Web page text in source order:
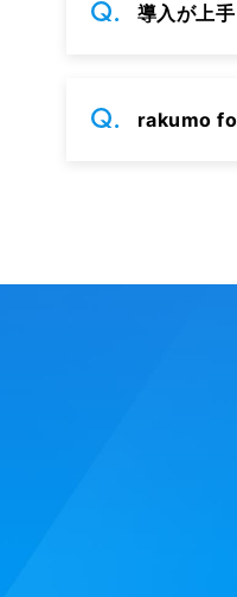
導入が上
rakumo